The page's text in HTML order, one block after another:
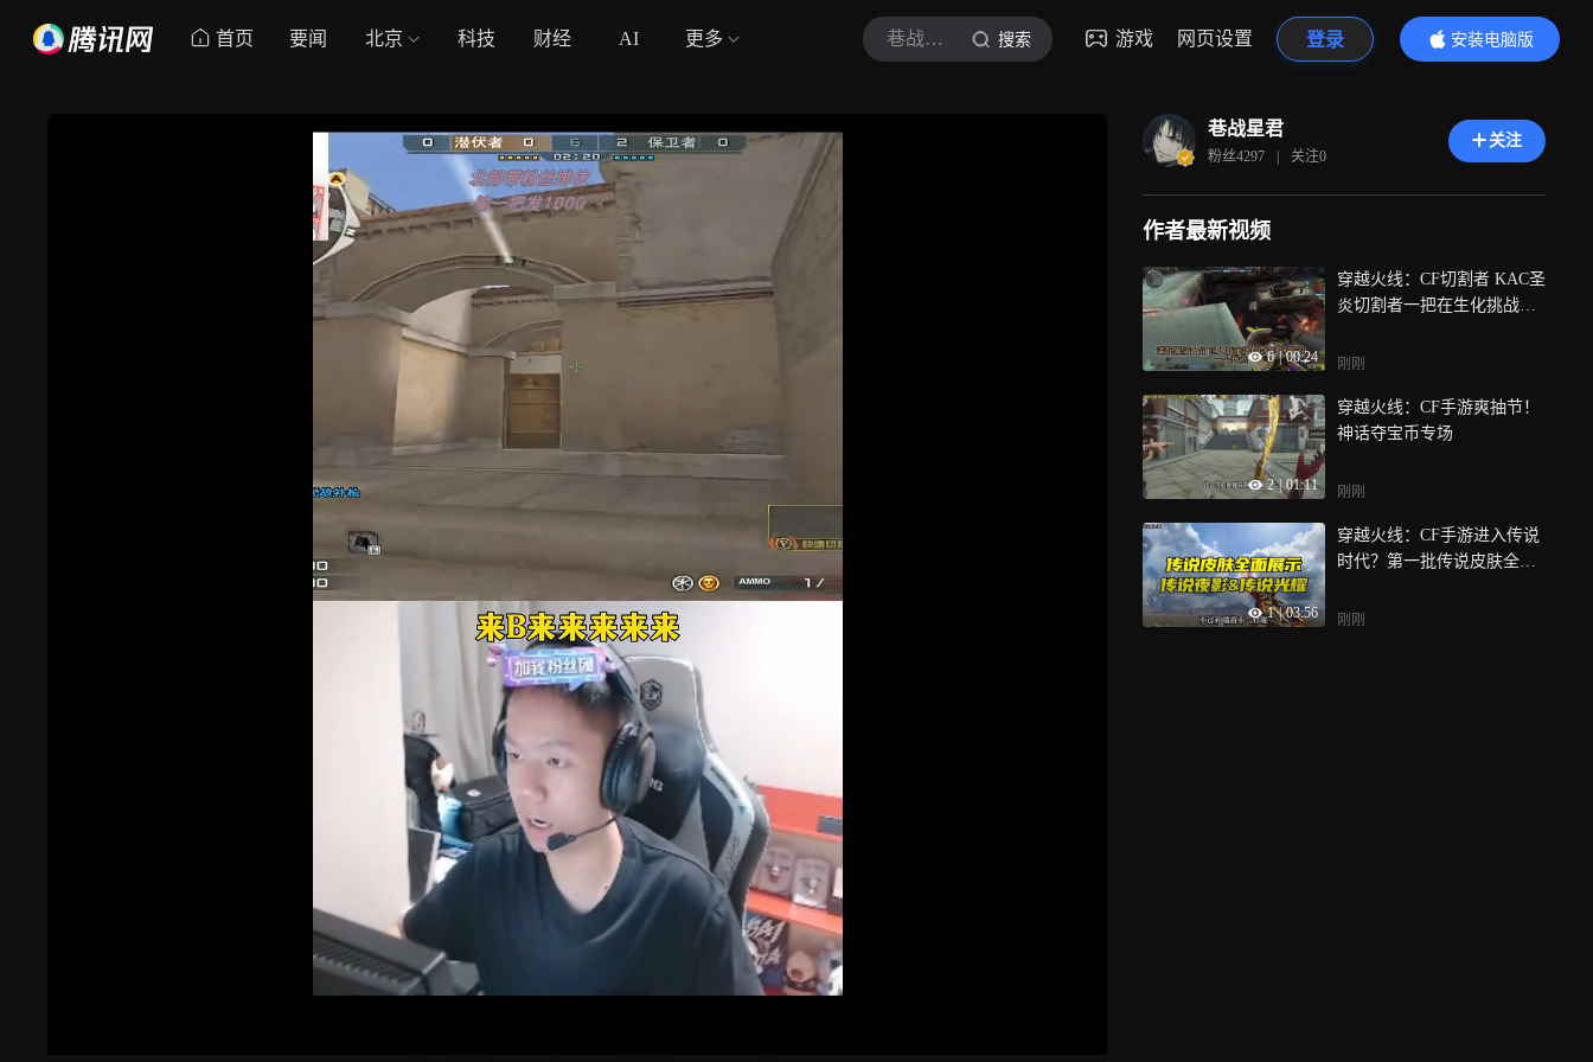
首页 要闻 北京 科技 财经 AI 更多 巷战星君 搜索 游戏 网页设置 登录
安装电脑版
内容更精彩
巷战星君
粉丝4297 | 关注0
关注
作者最新视频
6 | 00:24
穿越火线：CF切割者 KAC圣
炎切割者一把在生化挑战都
刚刚
2 | 01:11
穿越火线：CF手游爽抽节！
神话夺宝币专场
刚刚
1 | 03:56
穿越火线：CF手游进入传说
时代？第一批传说皮肤全方
刚刚